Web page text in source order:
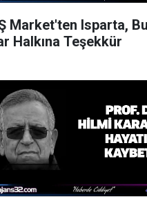
Market'ten Isparta,
Halkına Teşekkür